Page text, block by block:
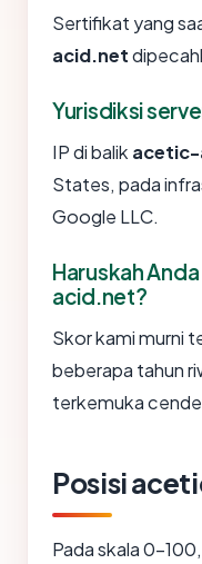
Sertifikat yang
acid.net
Yurisdiksi
IP di balik
States, pada
Google LLC.
Haruskah
acid.net?
Skor kami murni
beberapa tahun
terkemuka
Posisi
Pada skala 0-